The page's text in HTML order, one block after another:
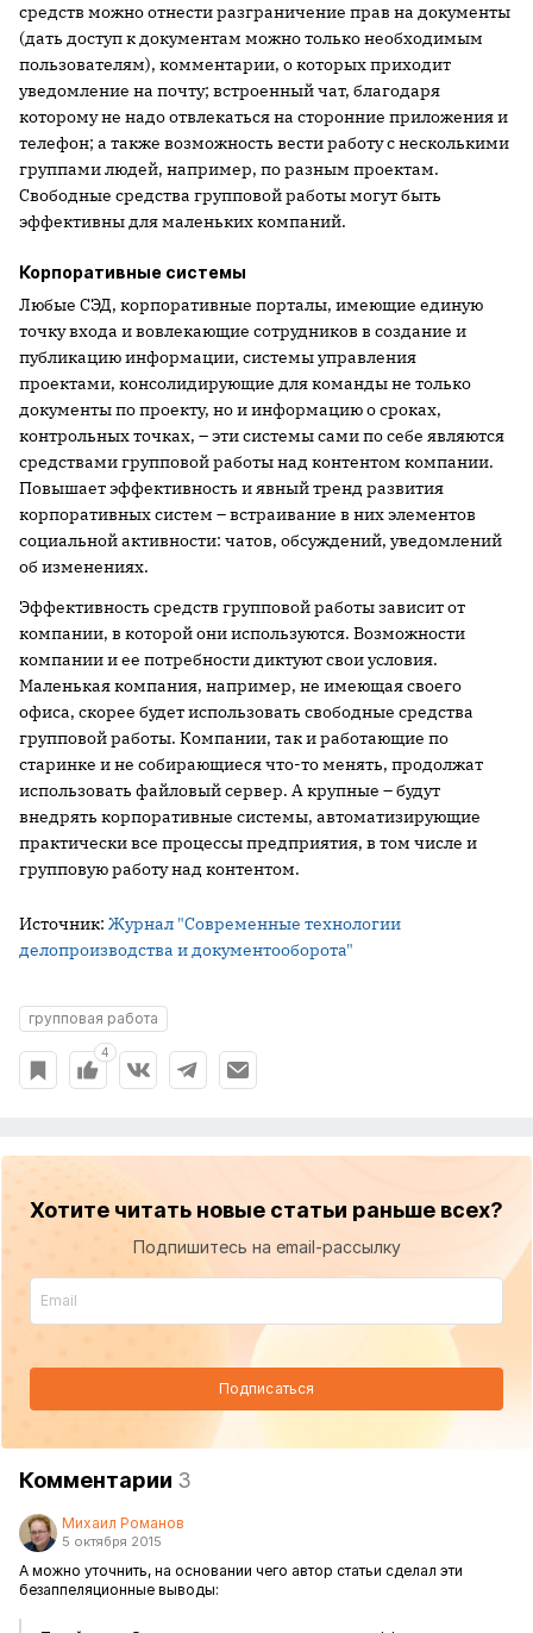
средств можно отнести разграничение прав на документы
(дать доступ к документам можно только необходимым
пользователям), комментарии, о которых приходит
уведомление на почту; встроенный чат, благодаря
которому не надо отвлекаться на сторонние приложения и
телефон; а также возможность вести работу с несколькими
группами людей, например, по разным проектам.
Свободные средства групповой работы могут быть
эффективны для маленьких компаний.
Корпоративные системы
Любые СЭД, корпоративные порталы, имеющие единую
точку входа и вовлекающие сотрудников в создание и
публикацию информации, системы управления
проектами, консолидирующие для команды не только
документы по проекту, но и информацию о сроках,
контрольных точках, – эти системы сами по себе являются
средствами групповой работы над контентом компании.
Повышает эффективность и явный тренд развития
корпоративных систем – встраивание в них элементов
социальной активности: чатов, обсуждений, уведомлений
об изменениях.
Эффективность средств групповой работы зависит от
компании, в которой они используются. Возможности
компании и ее потребности диктуют свои условия.
Маленькая компания, например, не имеющая своего
офиса, скорее будет использовать свободные средства
групповой работы. Компании, так и работающие по
старинке и не собирающиеся что-то менять, продолжат
использовать файловый сервер. А крупные – будут
внедрять корпоративные системы, автоматизирующие
практически все процессы предприятия, в том числе и
групповую работу над контентом.
Источник: Журнал "Современные технологии
делопроизводства и документооборота"
групповая работа
4
Хотите читать новые статьи раньше всех?
Подпишитесь на email-рассылку
Подписаться
Комментарии 3
Михаил Романов
5 октября 2015
А можно уточнить, на основании чего автор статьи сделал эти
безаппеляционные выводы: